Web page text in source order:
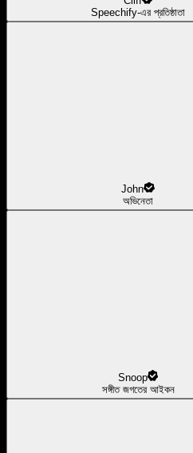
Speechify-এর প্রতিষ্ঠাতা
John
অভিনেতা
Snoop
সঙ্গীত জগতের আইকন